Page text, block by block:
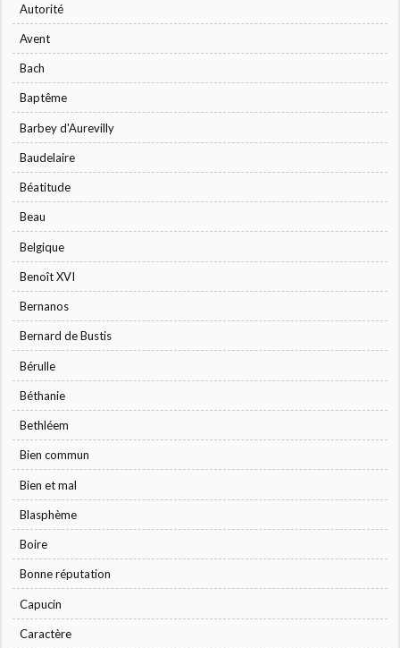
Autorité
Avent
Bach
Baptême
Barbey d'Aurevilly
Baudelaire
Béatitude
Beau
Belgique
Benoît XVI
Bernanos
Bernard de Bustis
Bérulle
Béthanie
Bethléem
Bien commun
Bien et mal
Blasphème
Boire
Bonne réputation
Capucin
Caractère